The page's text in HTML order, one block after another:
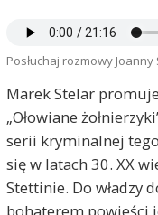
Posłuchaj rozmowy
Marek Stelar
„Ołowiane
serii kryminalnej
się w latach 30. XX
Stettinie. Do władzy
bohaterem powieści